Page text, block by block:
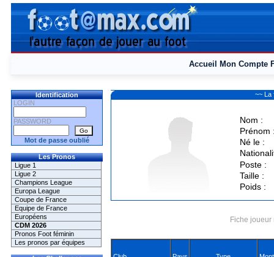
Accueil Mon Compte
Identification
LOGIN
PASSWORD
Mot de passe oublié
Les Pronos
Ligue 1
Ligue 2
Champions League
Europa League
Coupe de France
Equipe de France
Européens
CDM 2026
Pronos Foot féminin
Les pronos par équipes
~~ La
Nom :
Prénom
Né le :
Poste :
Taille :
Poids :
Fiche